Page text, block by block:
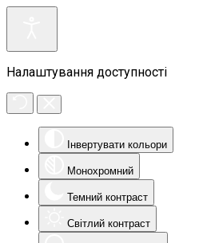
Налаштування доступності
Інвертувати кольори
Монохромний
Темний контраст
Світлий контраст